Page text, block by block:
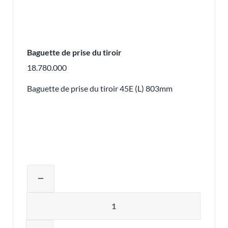
Baguette de prise du tiroir
18.780.000
Baguette de prise du tiroir 45E (L) 803mm
remove